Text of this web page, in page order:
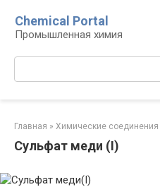
контенту
Chemical Portal
Промышленная химия
Главная » Химические соединения
Сульфат меди (I)